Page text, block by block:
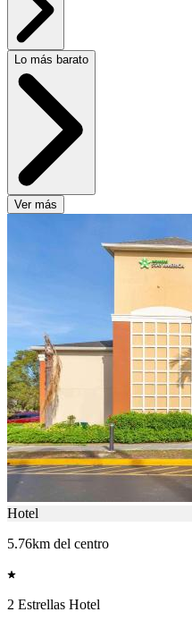
Lo más barato
Ver más
Hotel
5.76km del centro
2 Estrellas Hotel